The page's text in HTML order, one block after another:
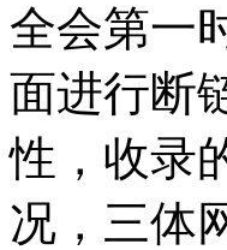
全会第一
面进行断
性，收录
况，三体